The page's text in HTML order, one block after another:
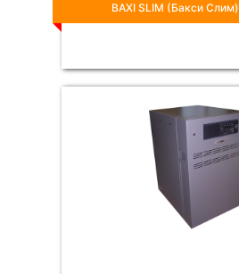
BAXI SLIM (Бакси Слим)